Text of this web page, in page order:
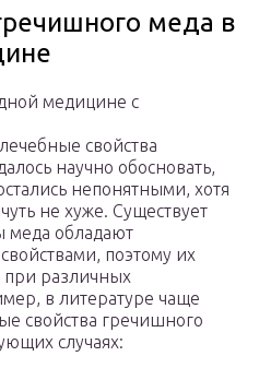
меда в
медицине с
свойства
научно обосновать,
непонятными, хотя
не хуже. Существует
меда обладают
поэтому их
различных
в литературе чаще
свойства гречишного
случаях: